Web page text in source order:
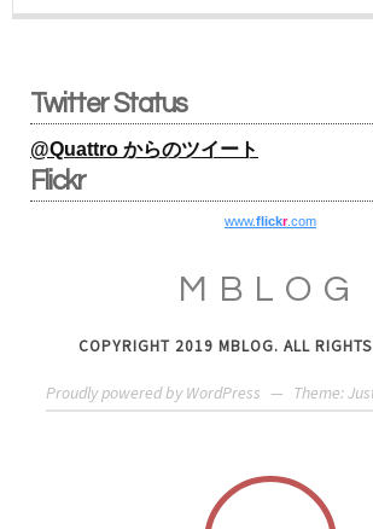
Twitter Status
@Quattro からのツイート
Flickr
www.flickr.com
MBLOG
COPYRIGHT 2019 MBLOG. ALL
Proudly powered by WordPress — Theme: